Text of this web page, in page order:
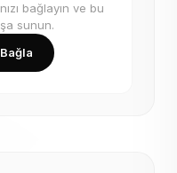
bağlayın ve bu
sunun.